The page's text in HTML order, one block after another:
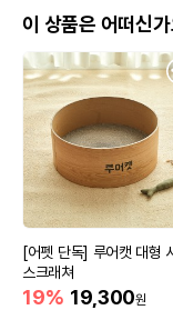
이 상품은 어떠신
[어펫 단독] 루어캣 대형
스크래쳐
19% 19,300원